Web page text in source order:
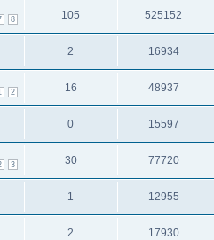
8 105 525152
2 16934
2 16 48937
0 15597
3 30 77720
1 12955
2 17930